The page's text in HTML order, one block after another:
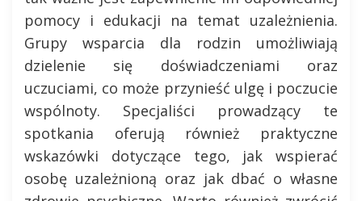
pomocy i edukacji na temat uzależnienia.
Grupy wsparcia dla rodzin umożliwiają
dzielenie się doświadczeniami oraz
uczuciami, co może przynieść ulgę i poczucie
wspólnoty. Specjaliści prowadzący te
spotkania oferują również praktyczne
wskazówki dotyczące tego, jak wspierać
osobę uzależnioną oraz jak dbać o własne